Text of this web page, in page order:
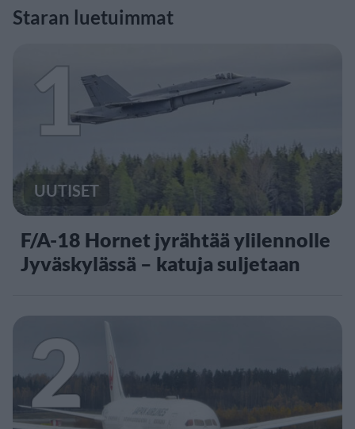
Staran luetuimmat
1
UUTISET
F/A-18 Hornet jyrähtää ylilennolle
Jyväskylässä – katuja suljetaan
2